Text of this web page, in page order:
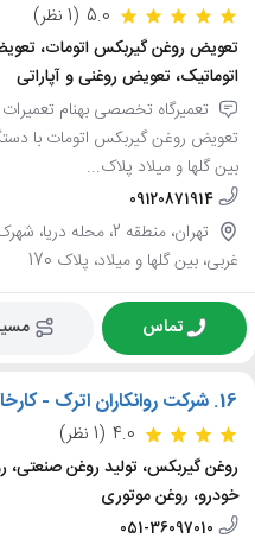
5.0 (1 نظر)
تعویض روغن گیربکس اتومات،
اتوماتیک، تعویض روغنی و آپاراتی
تعمیرگاه تخصصی بهنام
تعویض روغن گیربکس اتومات با
بین گلها و میلاد پلاک...
09120871914
تهران، منطقه 2،
غربی، بین گلها و میلاد، پلاک 170
تماس
16. شرکت روانکاران اترک -
4.0 (1 نظر)
روغن گیربکس، تولید روغن صنعتی،
خودرو، روغن موتوری
051-36097010